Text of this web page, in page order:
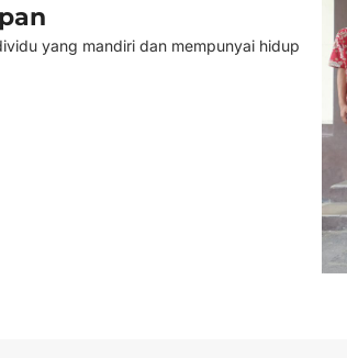
yang mandiri dan mempunyai hidup